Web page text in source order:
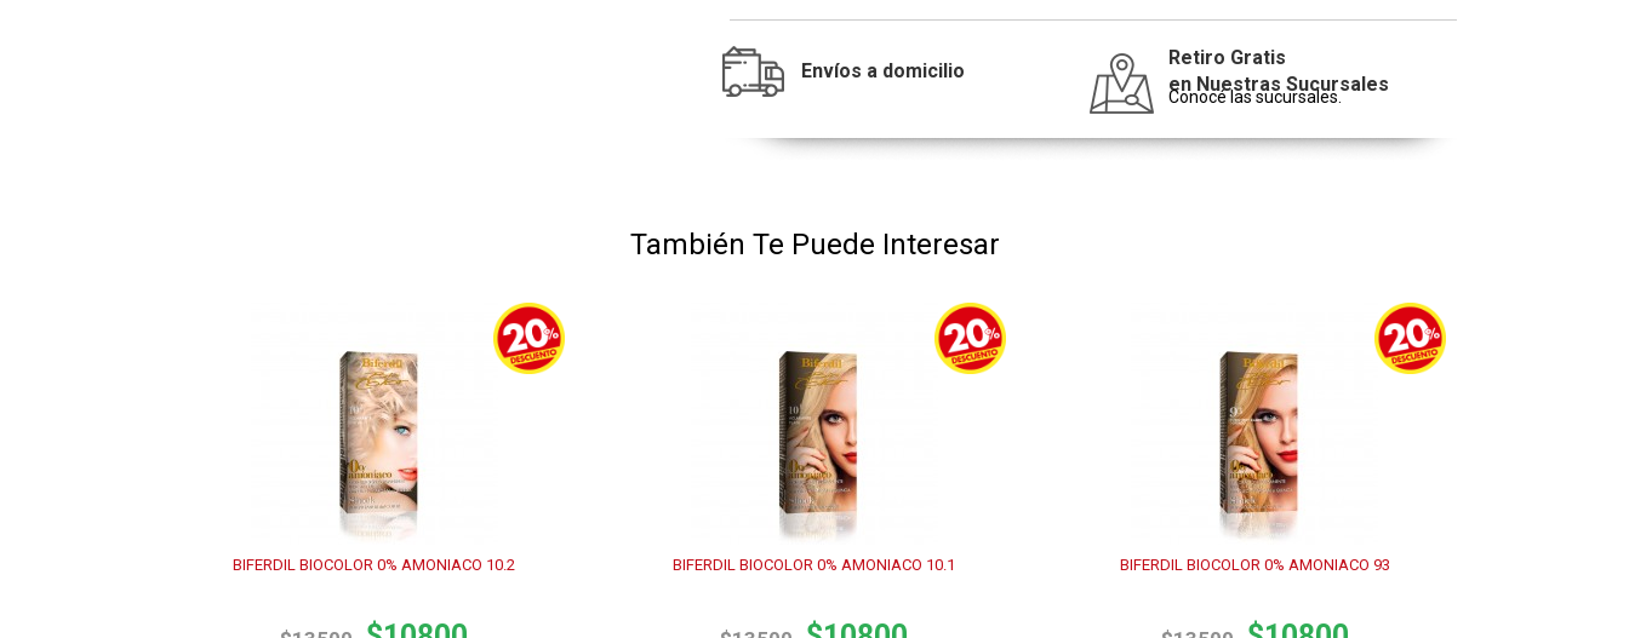
Envíos a domicilio
Retiro Gratis
en Nuestras Sucursales
Conocé las sucursales.
También Te Puede Interesar
BIFERDIL BIOCOLOR 0% AMONIACO 10.2 BIFERDIL BIOCOLOR 0% AMONIACO 10.1 BIFERDIL BIOCOLOR 0% AMONIACO 93